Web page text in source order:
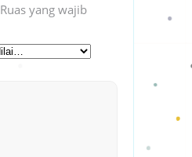
Ruas yang wajib